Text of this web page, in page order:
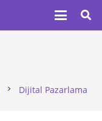
chevron_right Dijital Pazarlama